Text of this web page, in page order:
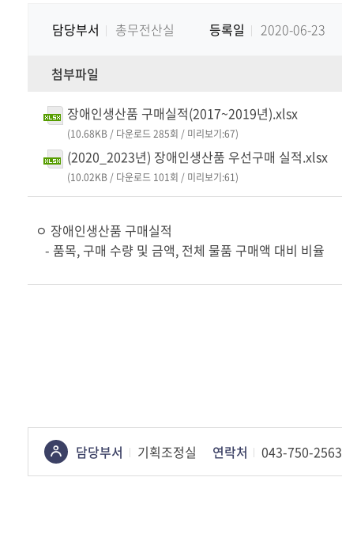
담당부서 총무전산실 등록일 2020-06-23
첨부파일
장애인생산품 구매실적(2017~2019년).xlsx
(10.68KB / 다운로드 285회 / 미리보기:67)
(2020_2023년) 장애인생산품 우선구매 실적.xlsx
(10.02KB / 다운로드 101회 / 미리보기:61)
ㅇ 장애인생산품 구매실적
- 품목, 구매 수량 및 금액, 전체 물품 구매액 대비 비율
콘텐츠
정보책임자
담당부서 기획조정실 연락처 043-750-2563